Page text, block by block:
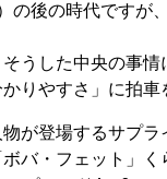
後の時代ですが
うした中央の事
りやすさ」に拍車
が登場するサプ
バ・フェット」